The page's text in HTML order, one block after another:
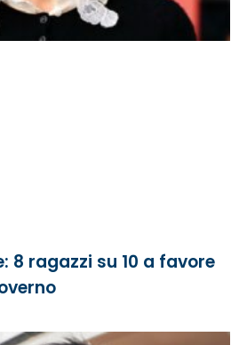
8 ragazzi su 10 a favore